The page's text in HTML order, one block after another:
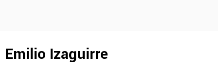
Emilio Izaguirre